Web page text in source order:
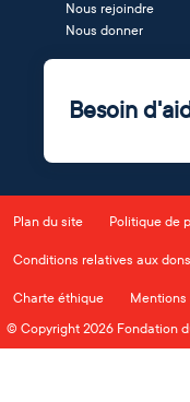
Nous rejoindre
Nous donner
Besoin
Plan du site Politique de
Conditions relatives aux dons
Charte éthique Mentions
© Copyright 2026 Fondation